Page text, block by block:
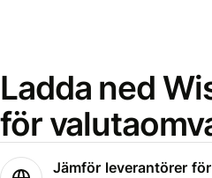
Ladda ned
för
Jämför leverantörer